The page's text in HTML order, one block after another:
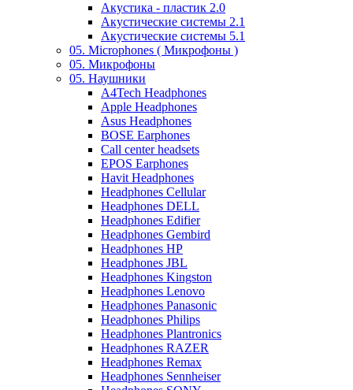
Акустика - пластик 2.0
Акустические системы 2.1
Акустические системы 5.1
05. Microphones ( Микрофоны )
05. Микрофоны
05. Наушники
A4Tech Headphones
Apple Headphones
Asus Headphones
BOSE Earphones
Call center headsets
EPOS Earphones
Havit Headphones
Headphones Cellular
Headphones DELL
Headphones Edifier
Headphones Gembird
Headphones HP
Headphones JBL
Headphones Kingston
Headphones Lenovo
Headphones Panasonic
Headphones Philips
Headphones Plantronics
Headphones RAZER
Headphones Remax
Headphones Sennheiser